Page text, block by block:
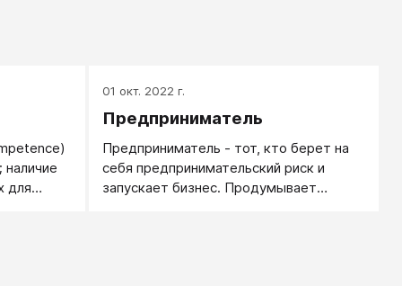
для
01 окт. 2022 г.
Предприниматель
Предприниматель - тот, кто берет на
себя предпринимательский риск и
запускает бизнес. Продумывает